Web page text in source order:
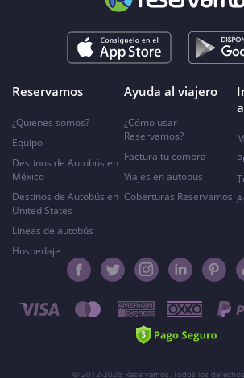
Reservamos
¿Quiénes somos?
Equipo
Destinos de Autobús en
México
Destinos de Autobús en
United States
Líneas de autobús
Hospedaje
Ayuda al viajero
¿Cómo usar
Reservamos?
Factura tu compra
Viajes en autobús
Coberturas Reservamos
© 2012-2026 Reservamos. Todos los